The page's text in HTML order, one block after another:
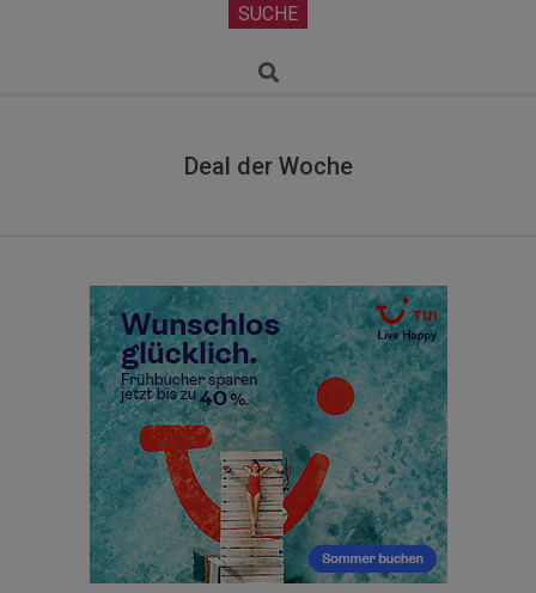
SUCHE
Search
Deal der Woche